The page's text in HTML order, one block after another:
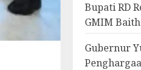
Bupati RD
GMIM
Gubernur